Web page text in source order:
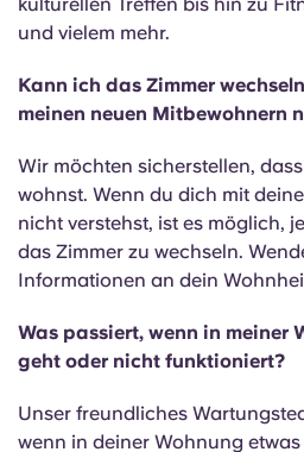
und vielem mehr.
Kann ich das Zimmer
meinen neuen Mitbewohnern
Wir möchten sicherstellen,
wohnst. Wenn du dich mit
nicht verstehst, ist es möglich,
das Zimmer zu wechseln.
Informationen an dein
Was passiert, wenn in meiner
geht oder nicht funktioniert?
Unser freundliches
wenn in deiner Wohnung